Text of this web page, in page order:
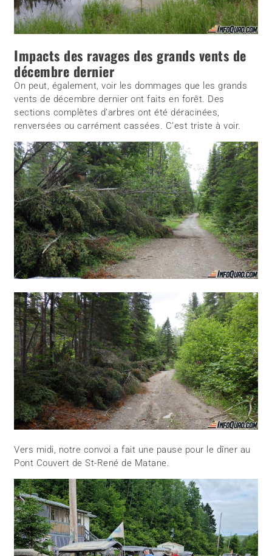
Impacts des ravages des grands vents de
décembre dernier
On peut, également, voir les dommages que les grands
vents de décembre dernier ont faits en forêt. Des
sections complètes d’arbres ont été déracinées,
renversées ou carrément cassées. C’est triste à voir.
Vers midi, notre convoi a fait une pause pour le dîner au
Pont Couvert de St-René de Matane.